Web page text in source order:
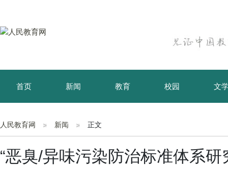
首页 新闻 教育 校园 文
育儿 资讯
人民教育网 新闻 正文
“恶臭/异味污染防治标准体系研